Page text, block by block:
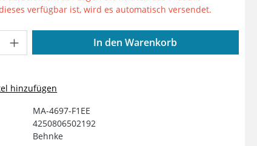
verfügbar ist, wird es automatisch versendet.
Gib den gewünschten Wert
In den Warenkorb
hinzufügen
MA-4697-F1EE
4250806502192
Behnke